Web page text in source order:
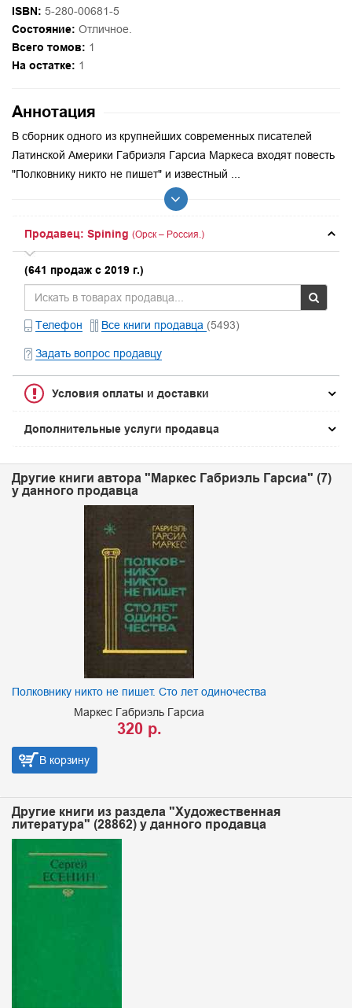
ISBN: 5-280-00681-5
Состояние: Отличное.
Всего томов: 1
На остатке: 1
Аннотация
В сборник одного из крупнейших современных писателей
Латинской Америки Габриэля Гарсиа Маркеса входят повесть
"Полковнику никто не пишет" и известный ...
Продавец: Spining (Орск – Россия.)
(641 продаж с 2019 г.)
Телефон Все книги продавца (5493)
Задать вопрос продавцу
Условия оплаты и доставки
Дополнительные услуги продавца
Другие книги автора "Маркес Габриэль Гарсиа" (7)
у данного продавца
Полковнику никто не пишет. Сто лет одиночества
Маркес Габриэль Гарсиа
320 р.
В корзину
Другие книги из раздела "Художественная
литература" (28862) у данного продавца